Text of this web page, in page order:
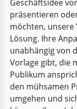
Weißer
Mit über 30
Ihnen dieses
Verfügung, das
des Winters
Google Slides
Geschäftsidee
präsentieren
möchten, unsere
Lösung. Ihre
unabhängig von
Vorlage gibt, die
Publikum
den mühsamen
umgehen und